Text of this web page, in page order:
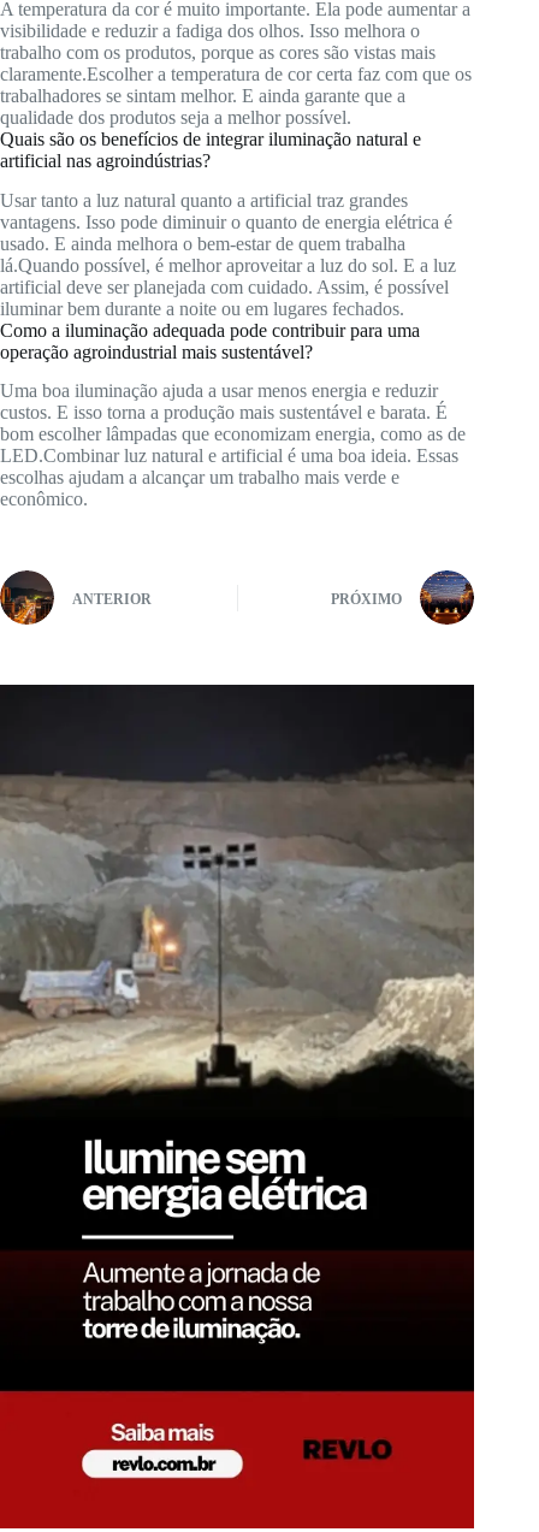
A temperatura da cor é muito importante. Ela pode aumentar a
visibilidade e reduzir a fadiga dos olhos. Isso melhora o
trabalho com os produtos, porque as cores são vistas mais
claramente.Escolher a temperatura de cor certa faz com que os
trabalhadores se sintam melhor. E ainda garante que a
qualidade dos produtos seja a melhor possível.
Quais são os benefícios de integrar iluminação natural e
artificial nas agroindústrias?
Usar tanto a luz natural quanto a artificial traz grandes
vantagens. Isso pode diminuir o quanto de energia elétrica é
usado. E ainda melhora o bem-estar de quem trabalha
lá.Quando possível, é melhor aproveitar a luz do sol. E a luz
artificial deve ser planejada com cuidado. Assim, é possível
iluminar bem durante a noite ou em lugares fechados.
Como a iluminação adequada pode contribuir para uma
operação agroindustrial mais sustentável?
Uma boa iluminação ajuda a usar menos energia e reduzir
custos. E isso torna a produção mais sustentável e barata. É
bom escolher lâmpadas que economizam energia, como as de
LED.Combinar luz natural e artificial é uma boa ideia. Essas
escolhas ajudam a alcançar um trabalho mais verde e
econômico.
ANTERIOR PRÓXIMO